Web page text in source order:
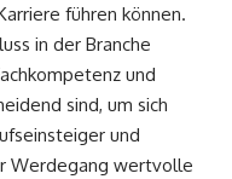
führen können.
in der Branche
und
sind, um sich
und
Werdegang wertvolle